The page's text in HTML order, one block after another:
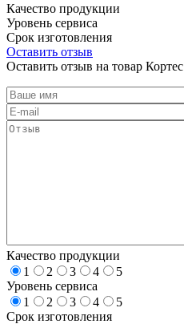
Качество продукции
Уровень сервиса
Срок изготовления
Оставить отзыв
Оставить отзыв на товар Кортес
Качество продукции
1
2 3 4
5
Уровень сервиса
1
2 3 4
5
Срок изготовления